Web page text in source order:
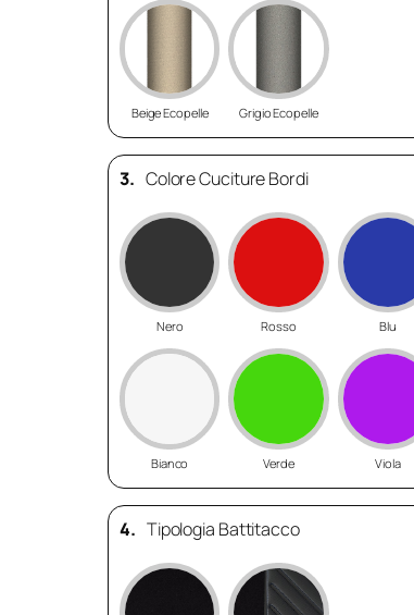
Beige Ecopelle Grigio Ecopelle
3. Colore Cuciture Bordi
Nero Rosso Blu
Bianco Verde Viola
4. Tipologia Battitacco